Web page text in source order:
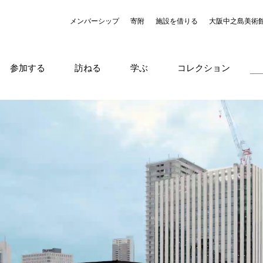
メンバーシップ 寄附 施設を借りる 大阪中之島美術
参加する 訪ねる 学ぶ コレクション